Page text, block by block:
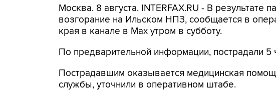
Москва. 8 августа. INTERFAX.RU - В
возгорание на Ильском НПЗ, сообщается в
края в канале в Max утром в субботу.
По предварительной информации, пострадали 5
Пострадавшим оказывается медицинская
службы, уточнили в оперативном штабе.